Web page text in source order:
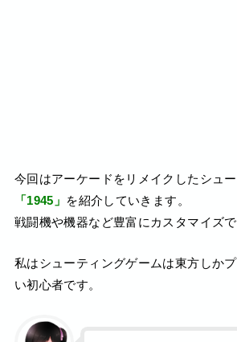
今回はアーケードをリメイクしたシュ
「1945」 を紹介していきます。
戦闘機や機器など豊富にカスタマイズで
私はシューティングゲームは東方しか
い初心者です。